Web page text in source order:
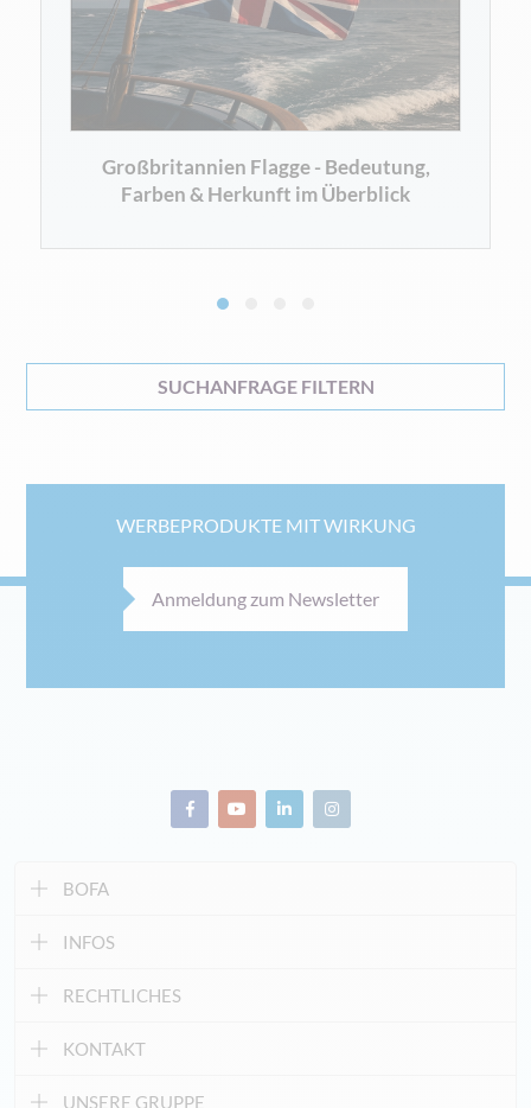
Großbritannien Flagge - Bedeutung,
Farben & Herkunft im Überblick
SUCHANFRAGE FILTERN
WERBEPRODUKTE MIT WIRKUNG
Anmeldung zum Newsletter
BOFA
INFOS
RECHTLICHES
KONTAKT
UNSERE GRUPPE